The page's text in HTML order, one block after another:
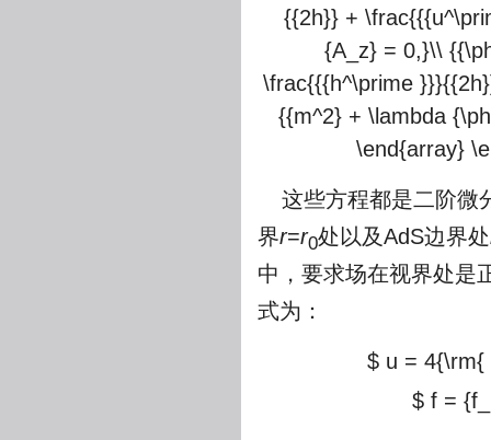
{{2h}} +
{A_z} = 0,}\\
\frac{{{h^\prime
{{m^2} + \lambda
\end{array}
这些方程都是二阶微
界r=r0处以及AdS边界处
中，要求场在视界处是
式为：
$ u =
$ f =